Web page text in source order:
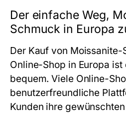
Der einfache Weg,
Schmuck in Europa
Der Kauf von Moissanite-
Online-Shop in Europa
bequem. Viele Online-
benutzerfreundliche
Kunden ihre